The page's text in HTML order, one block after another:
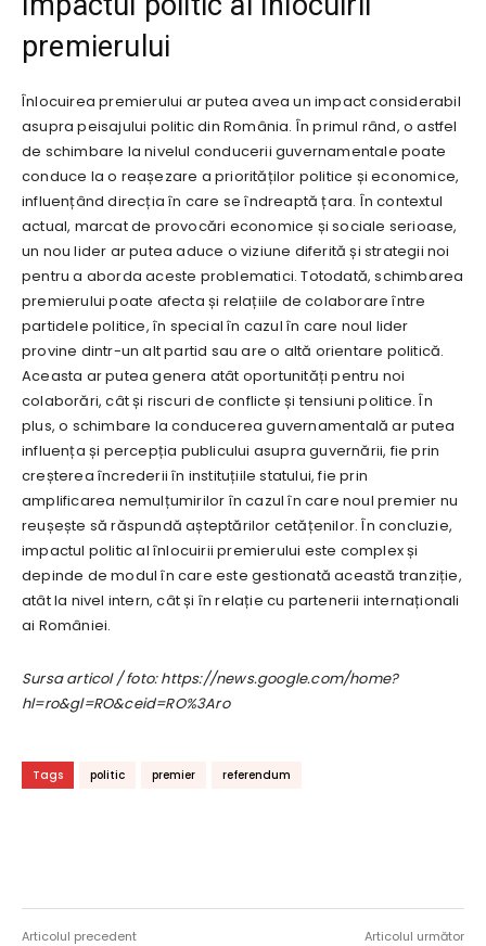
premierului
Înlocuirea premierului ar putea avea un impact considerabil
asupra peisajului politic din România. În primul rând, o astfel
de schimbare la nivelul conducerii guvernamentale poate
conduce la o reașezare a priorităților politice și economice,
influențând direcția în care se îndreaptă țara. În contextul
actual, marcat de provocări economice și sociale serioase,
un nou lider ar putea aduce o viziune diferită și strategii noi
pentru a aborda aceste problematici. Totodată, schimbarea
premierului poate afecta și relațiile de colaborare între
partidele politice, în special în cazul în care noul lider
provine dintr-un alt partid sau are o altă orientare politică.
Aceasta ar putea genera atât oportunități pentru noi
colaborări, cât și riscuri de conflicte și tensiuni politice. În
plus, o schimbare la conducerea guvernamentală ar putea
influența și percepția publicului asupra guvernării, fie prin
creșterea încrederii în instituțiile statului, fie prin
amplificarea nemulțumirilor în cazul în care noul premier nu
reușește să răspundă așteptărilor cetățenilor. În concluzie,
impactul politic al înlocuirii premierului este complex și
depinde de modul în care este gestionată această tranziție,
atât la nivel intern, cât și în relație cu partenerii internaționali
ai României.
Sursa articol / foto: https://news.google.com/home?
hl=ro&gl=RO&ceid=RO%3Aro
Tags politic premier referendum
Articolul precedent Articolul următor